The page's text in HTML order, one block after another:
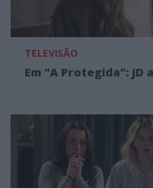
TELEVISÃO
Em "A Protegida": JD